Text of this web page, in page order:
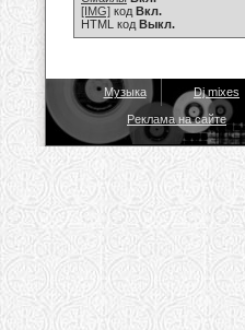
[IMG] код Вкл.
HTML код Выкл.
Музыка Dj mixes
Реклама на сайте